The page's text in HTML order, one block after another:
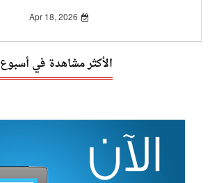
Apr 18, 2026
الأكثر مشاهدة في أسبوع